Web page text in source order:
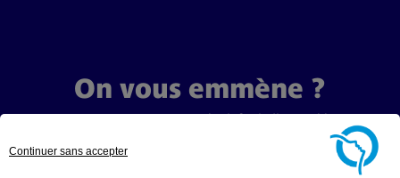
On vous emmène ?
Avec maRATP, vous avez toutes les infos indispensables pour
voyager avec un temps d’avance. Vous découvrirez nos secrets et
Mais aussi des bons plans, des concours, des balades inspirées et
Continuer sans accepter